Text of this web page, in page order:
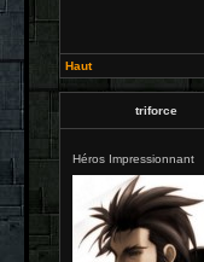
Haut
triforce
Héros Impressionnant